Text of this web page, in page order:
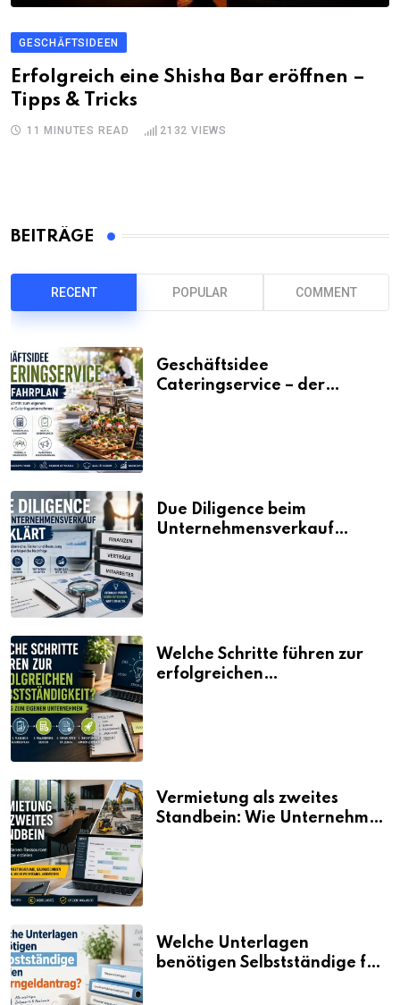
GESCHÄFTSIDEEN
Erfolgreich eine Shisha Bar eröffnen –
Tipps & Tricks
11 MINUTES READ 2132 VIEWS
BEITRÄGE
RECENT POPULAR COMMENT
Geschäftsidee
Cateringservice – der
Due Diligence beim
Unternehmensverkauf
Welche Schritte führen zur
erfolgreichen
Vermietung als zweites
Standbein: Wie Unternehmen
Welche Unterlagen
benötigen Selbstständige für